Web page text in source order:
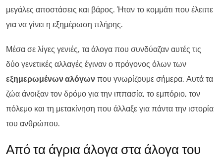
μεγάλες αποστάσεις και βάρος. Ήταν το κομμάτι που έλειπε
για να γίνει η εξημέρωση πλήρης.
Μέσα σε λίγες γενιές, τα άλογα που συνδύαζαν αυτές τις
δύο γενετικές αλλαγές έγιναν ο πρόγονος όλων των
εξημερωμένων αλόγων που γνωρίζουμε σήμερα. Αυτά τα
ζώα άνοιξαν τον δρόμο για την ιππασία, το εμπόριο, τον
πόλεμο και τη μετακίνηση που άλλαξε για πάντα την ιστορία
του ανθρώπου.
Από τα άγρια άλογα στα άλογα του